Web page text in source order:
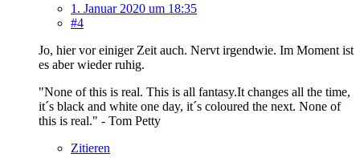
1. Januar 2020 um 18:35
#4
Jo, hier vor einiger Zeit auch. Nervt irgendwie. Im Moment ist
es aber wieder ruhig.
"None of this is real. This is all fantasy.It changes all the time,
it´s black and white one day, it´s coloured the next. None of
this is real." - Tom Petty
Zitieren